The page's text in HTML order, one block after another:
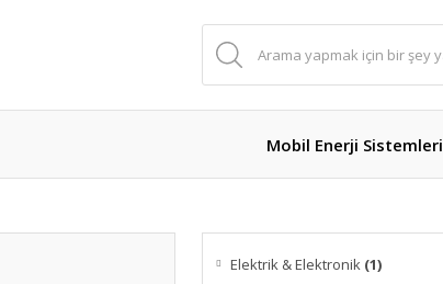
Mobil Enerji Sistemleri
Elektrik & Elektronik (1)